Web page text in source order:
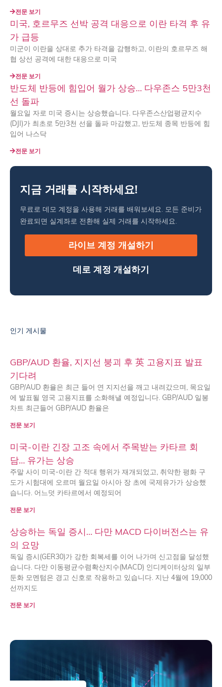
전문 보기
미국, 호르무즈 선박 공격 대응으로 이란 타격 후 유
가 급등
미군이 이란을 상대로 추가 타격을 감행하고, 이란의 호르무즈 해
협 상선 공격에 대한 대응으로 미국
전문 보기
반도체 반등에 힘입어 월가 상승… 다우존스 5만3천
선 돌파
월요일 자로 미국 증시는 상승했습니다. 다우존스산업평균지수
(DJI)가 최초로 5만3천 선을 돌파 마감했고, 반도체 종목 반등에 힘
입어 나스닥
전문 보기
지금 거래를 시작하세요!
무료로 데모 계정을 사용해 거래를 배워보세요. 모든 준비가
완료되면 실계좌로 전환해 실제 거래를 시작하세요.
라이브 계정 개설하기
데로 계정 개설하기
인기 게시물
GBP/AUD 환율, 지지선 붕괴 후 英 고용지표 발표
기다려
GBP/AUD 환율은 최근 들어 연 지지선을 깨고 내려갔으며, 목요일
에 발표될 영국 고용지표를 소화해낼 예정입니다. GBP/AUD 일봉
차트 최근들어 GBP/AUD 환율은
전문 보기
미국-이란 긴장 고조 속에서 주목받는 카타르 회
담… 유가는 상승
주말 사이 미국-이란 간 적대 행위가 재개되었고, 취약한 평화 구
도가 시험대에 오르며 월요일 아시아 장 초에 국제유가가 상승했
습니다. 어느덧 카타르에서 예정되어
전문 보기
상승하는 독일 증시… 다만 MACD 다이버전스는 유
의 요망
독일 증시(GER30)가 강한 회복세를 이어 나가며 신고점을 달성했
습니다. 다만 이동평균수렴확산지수(MACD) 인디케이터상의 일부
둔화 모멘텀은 경고 신호로 작용하고 있습니다. 지난 4월에 19,000
선까지도
전문 보기